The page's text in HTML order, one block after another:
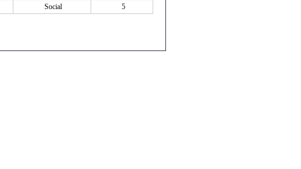
Social 5